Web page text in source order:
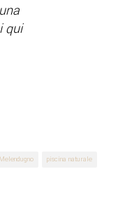
qui
Melendugno
piscina naturale